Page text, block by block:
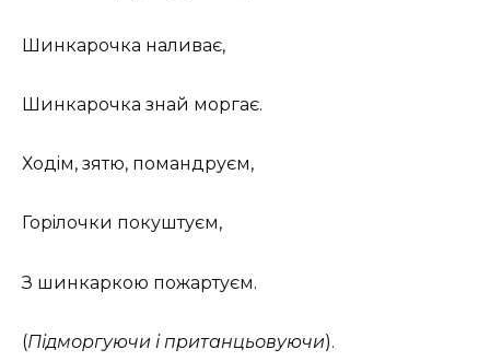
Шинкарочка наливає,
Шинкарочка знай моргає.
Ходiм, зятю, помандруєм,
Горiлочки покуштуєм,
З шинкаркою пожартуєм.
(Підморгуючи і пританцьовуючи).